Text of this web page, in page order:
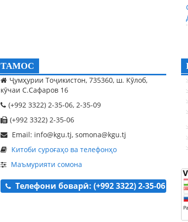
ТАМОС
Ҷумҳурии Тоҷикистон, 735360, ш. Кӯлоб,
кӯчаи С.Сафаров 16
(+992 3322) 2-35-06, 2-35-09
(+992 3322) 2-35-06
Email: info@kgu.tj, somona@kgu.tj
Китоби суроғаҳо ва телефонҳо
Маъмурияти сомона
Телефони боварӣ: (+992 3322) 2-35-06